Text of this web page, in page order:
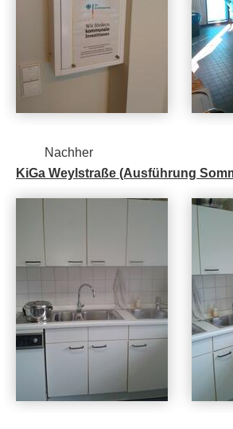
Nachher
KiGa Weylstraße (Ausführung